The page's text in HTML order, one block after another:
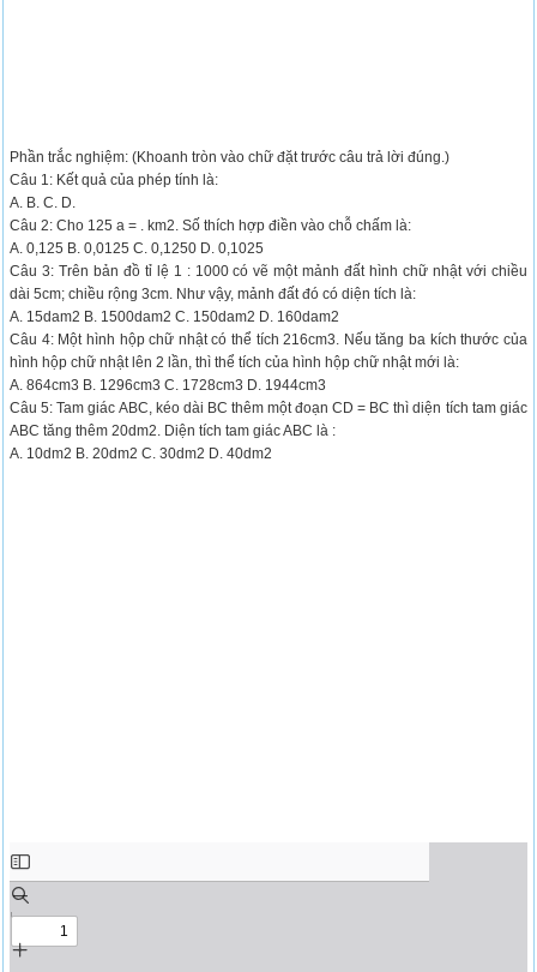
Phần trắc nghiệm: (Khoanh tròn vào chữ đặt trước câu trả lời đúng.)
Câu 1: Kết quả của phép tính là:
A. B. C. D.
Câu 2: Cho 125 a = . km2. Số thích hợp điền vào chỗ chấm là:
A. 0,125 B. 0,0125 C. 0,1250 D. 0,1025
Câu 3: Trên bản đồ tỉ lệ 1 : 1000 có vẽ một mảnh đất hình chữ nhật với chiều
dài 5cm; chiều rộng 3cm. Như vậy, mảnh đất đó có diện tích là:
A. 15dam2 B. 1500dam2 C. 150dam2 D. 160dam2
Câu 4: Một hình hộp chữ nhật có thể tích 216cm3. Nếu tăng ba kích thước của
hình hộp chữ nhật lên 2 lần, thì thể tích của hình hộp chữ nhật mới là:
A. 864cm3 B. 1296cm3 C. 1728cm3 D. 1944cm3
Câu 5: Tam giác ABC, kéo dài BC thêm một đoạn CD = BC thì diện tích tam giác
ABC tăng thêm 20dm2. Diện tích tam giác ABC là :
A. 10dm2 B. 20dm2 C. 30dm2 D. 40dm2